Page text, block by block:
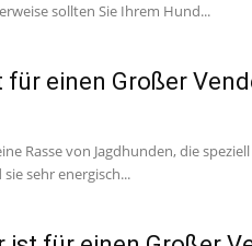
sollten Sie Ihrem Hund...
einen Großer
Rasse von Jagdhunden, die
sehr energisch...